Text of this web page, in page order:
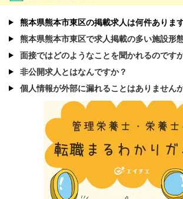
熊本県熊本市東区の掲載求人は何件ありま
熊本県熊本市東区で求人掲載の多い施設形
面接ではどのようなことを聞かれるのです
非公開求人とはなんですか？
個人情報が外部に漏れることはありません